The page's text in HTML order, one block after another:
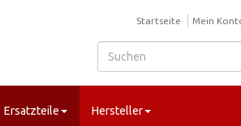
Startseite Mein
Ersatzteile Hersteller